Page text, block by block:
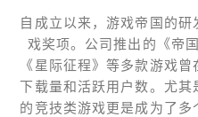
自成立以来，游戏帝国的
戏奖项。公司推出的《帝
《星际征程》等多款游戏
下载量和活跃用户数。尤其
的竞技类游戏更是成为了